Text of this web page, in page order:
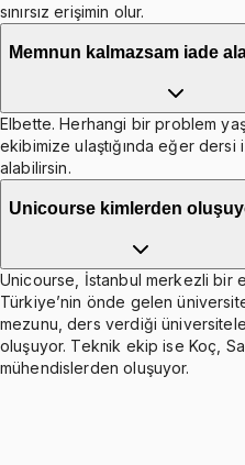
sınırsız erişimin olur.
Memnun kalmazsam iade
Elbette. Herhangi bir problem
ekibimize ulaştığında eğer
alabilirsin.
Unicourse kimlerden
Unicourse, İstanbul merkezli bir
Türkiye’nin önde gelen
mezunu, ders verdiği
oluşuyor. Teknik ekip ise Koç,
mühendislerden oluşuyor.